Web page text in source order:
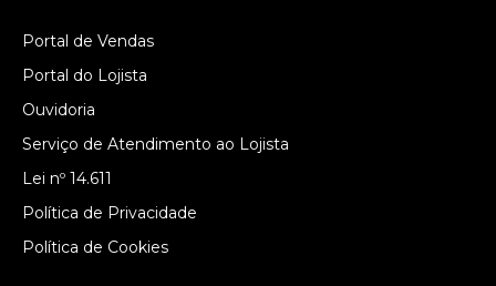
Portal de Vendas
Portal do Lojista
Ouvidoria
Serviço de Atendimento ao Lojista
Lei nº 14.611
Política de Privacidade
Política de Cookies